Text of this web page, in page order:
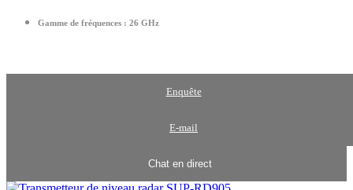
Gamme de fréquences : 26 GHz
Enquête
E-mail
Chat en direct